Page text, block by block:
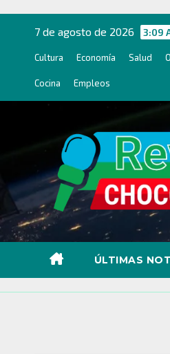
contenido
7 de agosto de 2026 3:09
Cultura Economía Salud
Cocina Empleos
ÚLTIMAS